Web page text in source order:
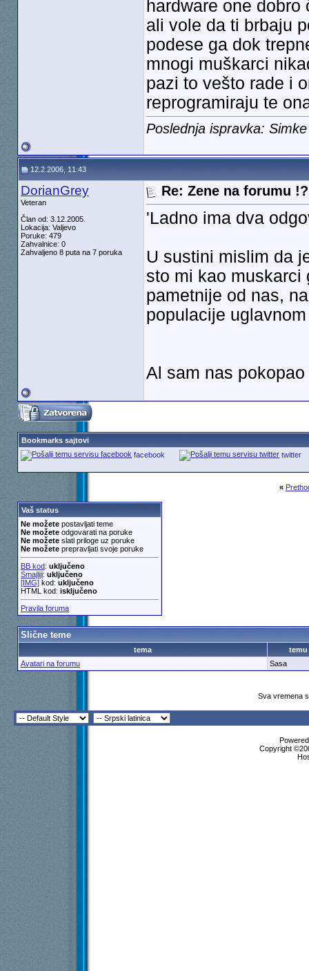
hardware one dobro
ali vole da ti brbaju
podese ga dok
mnogi muškarci
pazi to vešto rade i
reprogramiraju te
Poslednja ispravka:
12.2.2006, 11:43
DorianGrey
Veteran
Član od: 3.12.2005.
Lokacija: Valjevo
Poruke: 479
Zahvalnice: 0
Zahvaljeno 8 puta na 7 poruka
Re: Zene na forumu
'Ladno ima dva
U sustini mislim da
sto mi kao muskarci
pametnije od nas,
populacije
Al sam nas
Bookmarks sajtovi
facebook
twitter
«
Vaš status
Ne možetepostavljati teme
Ne možeteodgovarati na poruke
Ne možeteslati priloge uz poruke
Ne možeteprepravljati svoje poruke
BB kod: uključeno
Smajliji: uključeno
[IMG]kod: uključeno
HTML kod: isključeno
Pravila foruma
Slične teme
tema
temu
Avatari na forumu
Sasa
Sva vremena
Copyright